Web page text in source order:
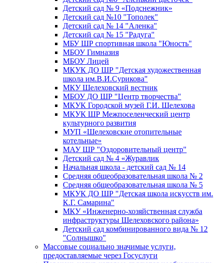
Детский сад № 9 «Подснежник»
Детский сад №10 "Тополек"
Детский сад № 14 "Аленка"
Детский сад № 15 "Радуга"
МБУ ШР спортивная школа "Юность"
МБОУ Гимназия
МБОУ Лицей
МКУК ДО ШР "Детская художественная
школа им.В.И.Сурикова"
МКУ Шелеховский вестник
МБОУ ДО ШР "Центр творчества"
МКУК Городской музей Г.И. Шелехова
МКУК ШР Межпоселенческий центр
культурного развития
МУП «Шелеховские отопительные
котельные»
МАУ ШР "Оздоровительный центр"
Детский сад № 4 «Журавлик
Начальная школа - детский сад № 14
Средняя общеобразовательная школа № 2
Средняя общеобразовательная школа № 5
МКУК ДО ШР "Детская школа искусств им.
К.Г. Самарина"
МКУ «Инженерно-хозяйственная служба
инфраструктуры Шелеховского района»
Детский сад комбинированного вида № 12
"Солнышко"
Массовые социально значимые услуги,
предоставляемые через Госуслуги